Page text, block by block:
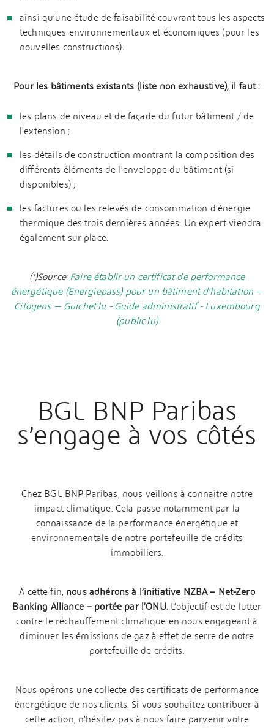
ainsi qu’une étude de faisabilité couvrant tous les aspects
techniques environnementaux et économiques (pour les
nouvelles constructions).
Pour les bâtiments existants (liste non exhaustive), il faut :
les plans de niveau et de façade du futur bâtiment / de
l'extension ;
les détails de construction montrant la composition des
différents éléments de l'enveloppe du bâtiment (si
disponibles) ;
les factures ou les relevés de consommation d’énergie
thermique des trois dernières années. Un expert viendra
également sur place.
(*)Source:Faire établir un certificat de performance
énergétique (Energiepass) pour un bâtiment d’habitation —
Citoyens — Guichet.lu - Guide administratif - Luxembourg
(public.lu)
BGL BNP Paribas
s’engage à vos côtés
Chez BGL BNP Paribas, nous veillons à connaitre notre
impact climatique. Cela passe notamment par la
connaissance de la performance énergétique et
environnementale de notre portefeuille de crédits
immobiliers.
À cette fin, nous adhérons à l’initiative NZBA – Net-Zero
Banking Alliance – portée par l’ONU.L’objectif est de lutter
contre le réchauffement climatique en nous engageant à
diminuer les émissions de gaz à effet de serre de notre
portefeuille de crédits.
Nous opérons une collecte des certificats de performance
énergétique de nos clients. Si vous souhaitez contribuer à
cette action, n’hésitez pas à nous faire parvenir votre